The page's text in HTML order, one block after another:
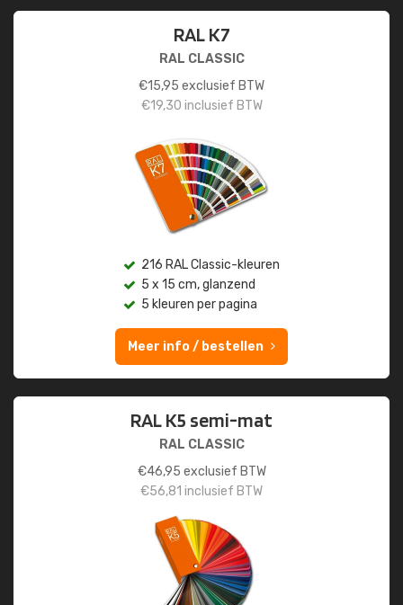
RAL K7
RAL CLASSIC
€15,95 exclusief BTW
€19,30 inclusief BTW
216 RAL Classic-kleuren
5 x 15 cm, glanzend
5 kleuren per pagina
Meer info / bestellen
RAL K5 semi-mat
RAL CLASSIC
€46,95 exclusief BTW
€56,81 inclusief BTW